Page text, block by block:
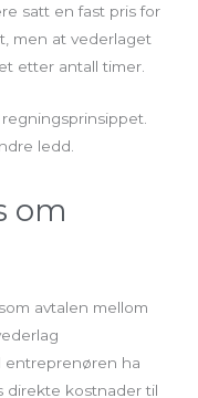
satt en fast pris for
men at vederlaget
etter antall timer.
ledd.
om
avtalen mellom
entreprenøren ha
direkte kostnader til